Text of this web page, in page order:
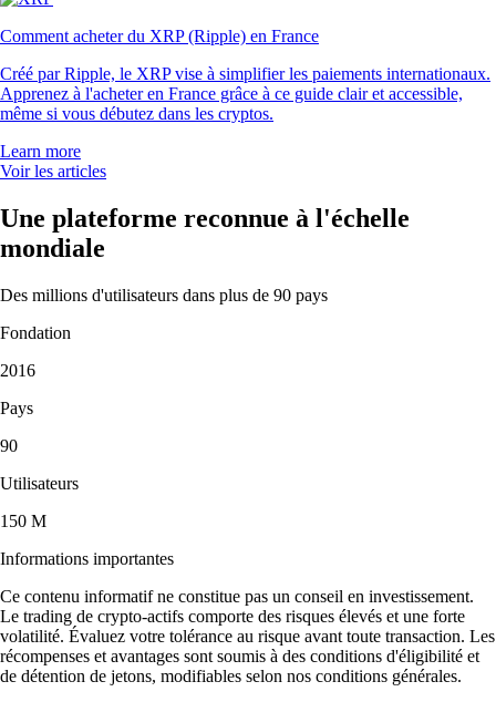
Comment acheter du XRP (Ripple) en France
Créé par Ripple, le XRP vise à simplifier les paiements internationaux.
Apprenez à l'acheter en France grâce à ce guide clair et accessible,
même si vous débutez dans les cryptos.
Learn more
Voir les articles
Une plateforme reconnue à l'échelle
mondiale
Des millions d'utilisateurs dans plus de 90 pays
Fondation
2016
Pays
90
Utilisateurs
150 M
Informations importantes
Ce contenu informatif ne constitue pas un conseil en investissement.
Le trading de crypto-actifs comporte des risques élevés et une forte
volatilité. Évaluez votre tolérance au risque avant toute transaction. Les
récompenses et avantages sont soumis à des conditions d'éligibilité et
de détention de jetons, modifiables selon nos conditions générales.